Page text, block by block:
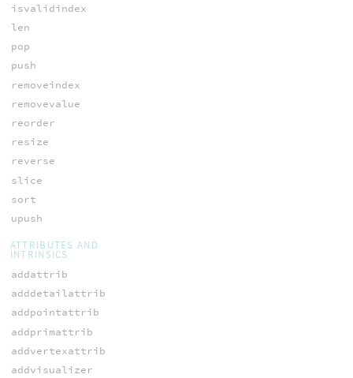
isvalidindex
len
pop
push
removeindex
removevalue
reorder
resize
reverse
slice
sort
upush
ATTRIBUTES AND
INTRINSICS
addattrib
adddetailattrib
addpointattrib
addprimattrib
addvertexattrib
addvisualizer